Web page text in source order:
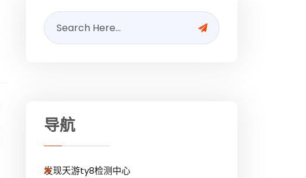
导航
发现天游ty8检测中心